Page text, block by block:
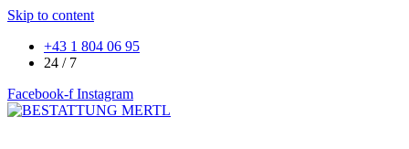
Skip to content
+43 1 804 06 95
24 / 7
Facebook-f Instagram